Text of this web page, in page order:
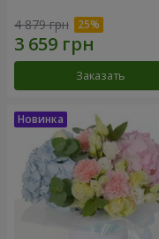
4 879 грн
Заказать